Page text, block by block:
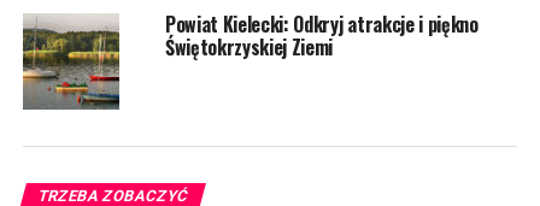
Powiat Kielecki: Odkryj atrakcje i piękno
Świętokrzyskiej Ziemi
TRZEBA ZOBACZYĆ